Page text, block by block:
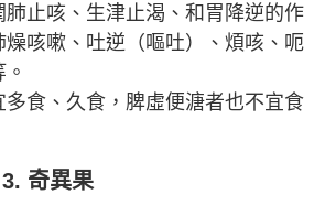
肺止咳、生津止渴、和胃降逆的作
燥咳嗽、吐逆（嘔吐）、煩咳、呃
多食、久食，脾虛便溏者也不宜食
奇異果